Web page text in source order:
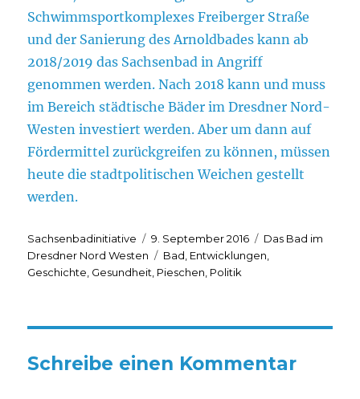
Schwimmsportkomplexes Freiberger Straße
und der Sanierung des Arnoldbades kann ab
2018/2019 das Sachsenbad in Angriff
genommen werden. Nach 2018 kann und muss
im Bereich städtische Bäder im Dresdner Nord-
Westen investiert werden. Aber um dann auf
Fördermittel zurückgreifen zu können, müssen
heute die stadtpolitischen Weichen gestellt
werden.
Autor
Sachsenbadinitiative
Veröffentlicht
am
9. September 2016 Kategorien
Das Bad im
Dresdner Nord Westen
Schlagwörter
Bad Entwicklungen
Geschichte Gesundheit Pieschen Politik
Schreibe einen Kommentar